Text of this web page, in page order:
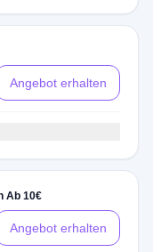
Angebot erhalten
Ab 10€
Angebot erhalten